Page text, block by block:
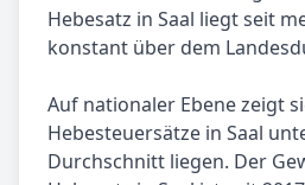
Hebesatz in Saal liegt seit
konstant über dem
Auf nationaler Ebene zeigt
Hebesteuersätze in Saal
Durchschnitt liegen. Der